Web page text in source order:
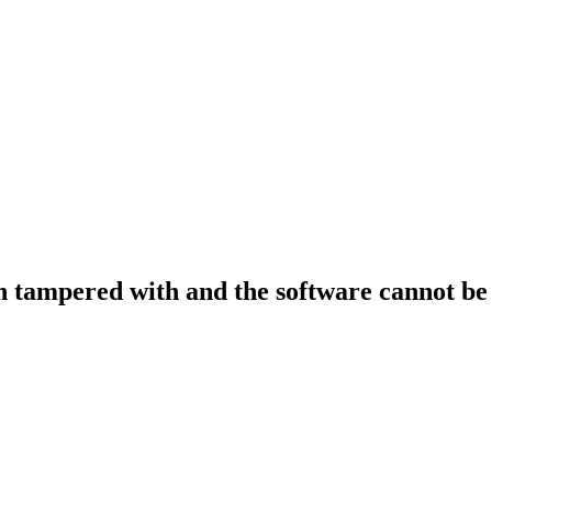
with and the software cannot be